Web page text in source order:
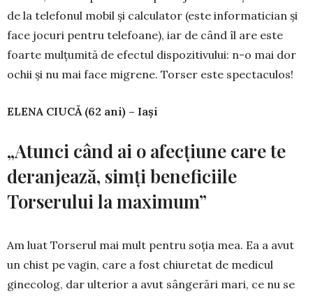
de la telefonul mobil şi calculator (este informatician şi
face jocuri pentru telefoane), iar de când îl are este
foarte mulţumită de efectul dispozitivului: n-o mai dor
ochii şi nu mai face migrene. Torser este spectaculos!
ELENA CIUCĂ (62 ani) – Iaşi
„Atunci când ai o afecţiune care te
deranjează, simţi beneficiile
Torserului la maximum”
Am luat Torserul mai mult pentru soţia mea. Ea a avut
un chist pe vagin, care a fost chiuretat de medicul
ginecolog, dar ulterior a avut sângerări mari, ce nu se